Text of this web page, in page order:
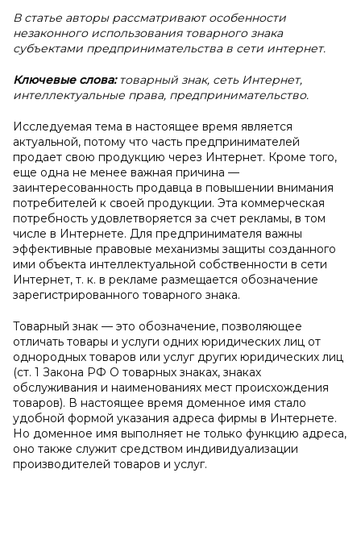
В статье авторы рассматривают особенности
незаконного использования товарного знака
субъектами предпринимательства в сети интернет.
Ключевые слова:товарный знак, сеть Интернет,
интеллектуальные права, предпринимательство.
Исследуемая тема в настоящее время является
актуальной, потому что часть предпринимателей
продает свою продукцию через Интернет. Кроме того,
еще одна не менее важная причина —
заинтересованность продавца в повышении внимания
потребителей к своей продукции. Эта коммерческая
потребность удовлетворяется за счет рекламы, в том
числе в Интернете. Для предпринимателя важны
эффективные правовые механизмы защиты созданного
ими объекта интеллектуальной собственности в сети
Интернет, т. к. в рекламе размещается обозначение
зарегистрированного товарного знака.
Товарный знак — это обозначение, позволяющее
отличать товары и услуги одних юридических лиц от
однородных товаров или услуг других юридических лиц
(ст. 1 Закона РФ О товарных знаках, знаках
обслуживания и наименованиях мест происхождения
товаров). В настоящее время доменное имя стало
удобной формой указания адреса фирмы в Интернете.
Но доменное имя выполняет не только функцию адреса,
оно также служит средством индивидуализации
производителей товаров и услуг.